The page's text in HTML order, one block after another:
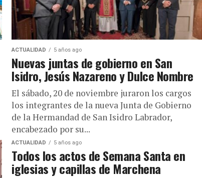
ACTUALIDAD 5 años ago
Nuevas juntas de gobierno en San
Isidro, Jesús Nazareno y Dulce Nombre
El sábado, 20 de noviembre juraron los cargos
los integrantes de la nueva Junta de Gobierno
de la Hermandad de San Isidro Labrador,
encabezado por su...
ACTUALIDAD 5 años ago
Todos los actos de Semana Santa en
iglesias y capillas de Marchena